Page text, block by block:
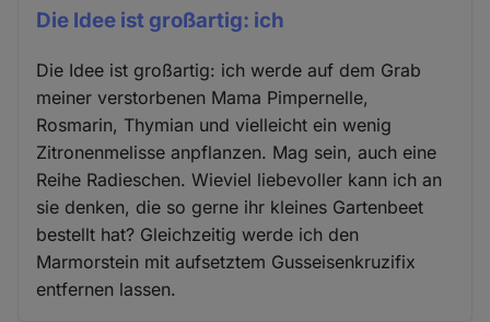
Die Idee ist großartig: ich
Die Idee ist großartig: ich werde auf dem Grab
meiner verstorbenen Mama Pimpernelle,
Rosmarin, Thymian und vielleicht ein wenig
Zitronenmelisse anpflanzen. Mag sein, auch eine
Reihe Radieschen. Wieviel liebevoller kann ich an
sie denken, die so gerne ihr kleines Gartenbeet
bestellt hat? Gleichzeitig werde ich den
Marmorstein mit aufsetztem Gusseisenkruzifix
entfernen lassen.